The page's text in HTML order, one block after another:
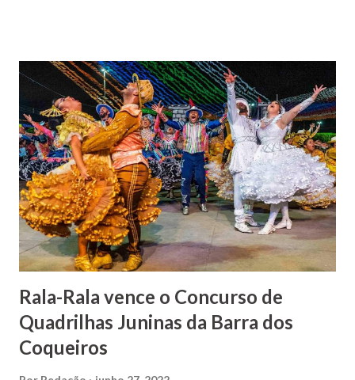
indiciamento para apropriar-se da volumosa herança. Em
1862, transferiu-se para o Rio de Janeiro e casou-se com
uma irmã do Visconde de Uruguai. O Barão de Maruim
apresentou uma grande dedicação à atividade agrícola, que
lhe proporcionou uma grande reserva financeira. João
Gomes de Melo mandou construir a Igreja Matriz de Nosso
Senhor Bom Jesus dos Passos, que foi inaugurada em 1862 e
doada ao vigário Pe. José Joaquim de Vasconcelos. A Igreja
Matriz...
Rala-Rala vence o Concurso de
Quadrilhas Juninas da Barra dos
Coqueiros